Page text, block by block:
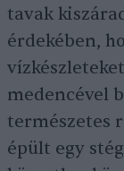
tavak
érdekében,
medencével
természetes
épült egy